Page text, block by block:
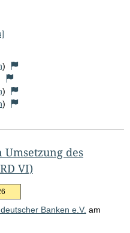
)
)
)
des
VI)
Banken e.V. am